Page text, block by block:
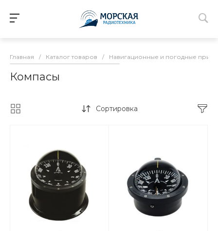
Главная / Каталог товаров / Навигационные и погодные
Компасы
Сортировка